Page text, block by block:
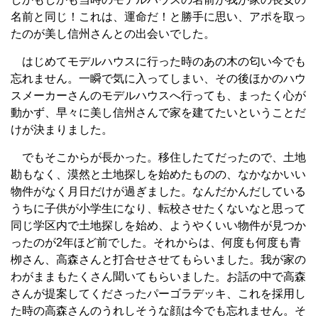
名前と同じ！これは、運命だ！と勝手に思い、アポを取っ
たのが美し信州さんとの出会いでした。
はじめてモデルハウスに行った時のあの木の匂い今でも
忘れません。一瞬で気に入ってしまい、その後ほかのハウ
スメーカーさんのモデルハウスへ行っても、まったく心が
動かず、早々に美し信州さんで家を建てたいということだ
けが決まりました。
でもそこからが長かった。移住したてだったので、土地
勘もなく、漠然と土地探しを始めたものの、なかなかいい
物件がなく月日だけが過ぎました。なんだかんだしている
うちに子供が小学生になり、転校させたくないなと思って
同じ学区内で土地探しを始め、ようやくいい物件が見つか
ったのが2年ほど前でした。それからは、何度も何度も青
栁さん、高森さんと打合せさせてもらいました。我が家の
わがままもたくさん聞いてもらいました。お話の中で高森
さんが提案してくださったパーゴラデッキ、これを採用し
た時の高森さんのうれしそうな顔は今でも忘れません。そ